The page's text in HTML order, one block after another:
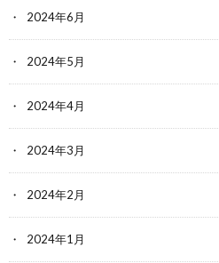
2024年6月
2024年5月
2024年4月
2024年3月
2024年2月
2024年1月